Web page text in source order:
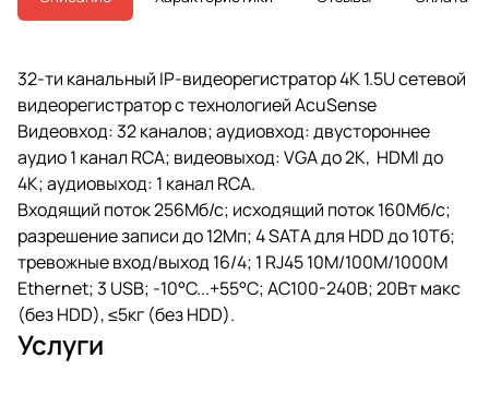
32-ти канальный IP-видеорегистратор 4К 1.5U сетевой
видеорегистратор с технологией AcuSense
Видеовход: 32 каналов; аудиовход: двустороннее
аудио 1 канал RCA; видеовыход: VGA до 2K, HDMI до
4К; аудиовыход: 1 канал RCA.
Входящий поток 256Мб/с; исходящий поток 160Мб/с;
разрешение записи до 12Мп; 4 SATA для HDD до 10Тб;
тревожные вход/выход 16/4; 1 RJ45 10M/100M/1000M
Ethernet; 3 USB; -10°C...+55°C; АC100-240В; 20Вт макс
(без HDD), ≤5кг (без HDD).
Услуги